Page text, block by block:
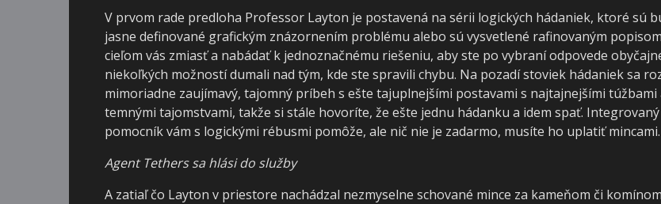
V prvom rade predloha Professor Layton je postavená na sérii logických hádaniek, ktoré sú
jasne definované grafickým znázornením problému alebo sú vysvetlené rafinovaným
cieľom vás zmiasť a nabádať k jednoznačnému riešeniu, aby ste po vybraní odpovede
niekoľkých možností dumali nad tým, kde ste spravili chybu. Na pozadí stoviek hádaniek sa
mimoriadne zaujímavý, tajomný príbeh s ešte tajuplnejšími postavami s najtajnejšími túžbami
temnými tajomstvami, takže si stále hovoríte, že ešte jednu hádanku a idem spať. Integrovaný
pomocník vám s logickými rébusmi pomôže, ale nič nie je zadarmo, musíte ho uplatiť mincami.
Agent Tethers sa hlási do služby
A zatiaľ čo Layton v priestore nachádzal nezmyselne schované mince za kameňom či